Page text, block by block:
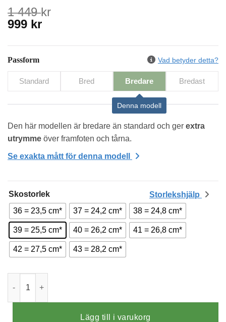
1 449kr
Det
priset
var:
1
449 kr.
999 krDet
priset
999 kr.
Passform Vad betyder detta?
Standard Bred Bredare
Denna modell
Bredast
Den här modellen är bredare än standard och ger extra
utrymme över framfoten och tårna.
Se exakta mått för denna modell
Skostorlek
Storlekshjälp
36 = 23,5 cm*
37 = 24,2 cm* 38 = 24,8 cm*
39 = 25,5 cm* 40 = 26,2 cm* 41 = 26,8 cm*
42 = 27,5 cm* 43 = 28,2 cm*
Lägg till i varukorg